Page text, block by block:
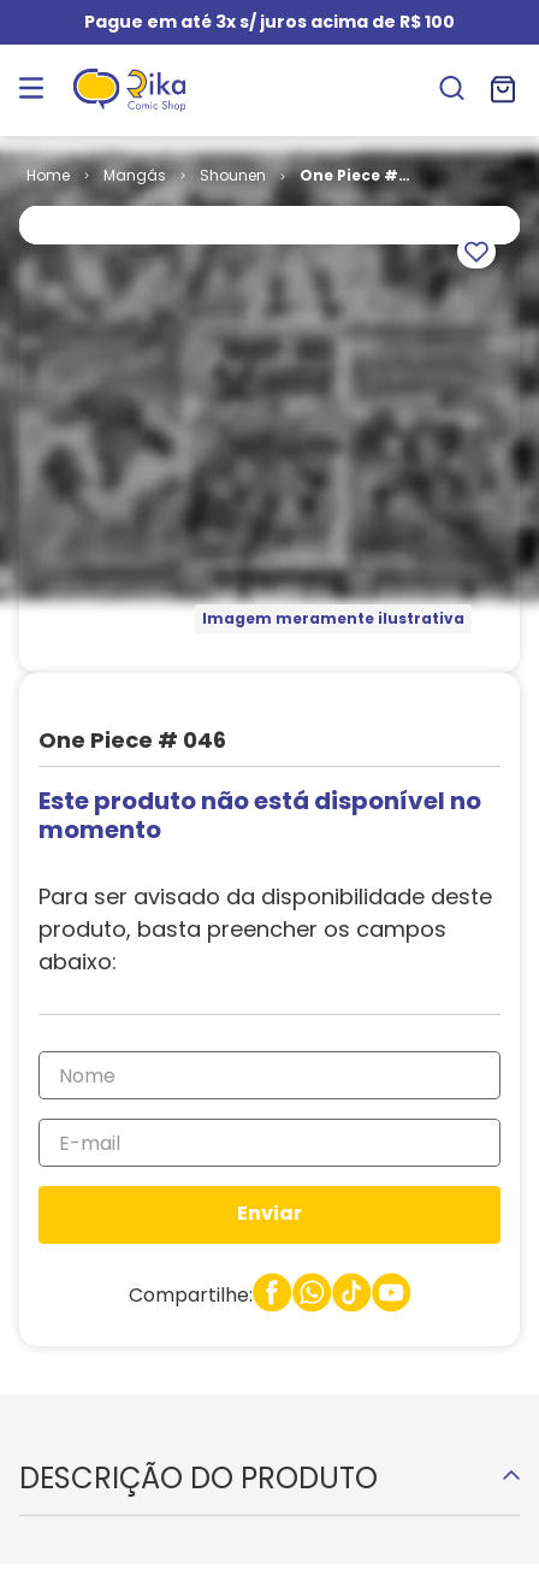
Pague em até 3x s/ juros acima de R$ 100
Mangás Shounen
One Piece #
Imagem meramente ilustrativa
One Piece # 046
Este produto não está disponível no
momento
Para ser avisado da disponibilidade deste
produto, basta preencher os campos
abaixo:
Enviar
Compartilhe:
DESCRIÇÃO DO PRODUTO